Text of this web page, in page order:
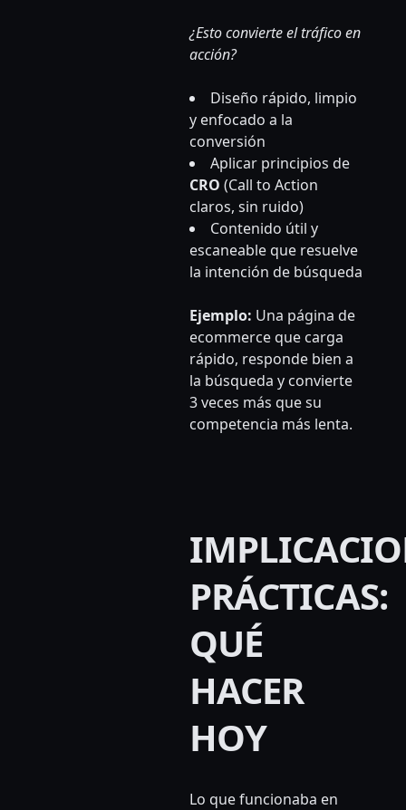
¿Esto convierte el tráfico en
acción?
Diseño rápido, limpio
y enfocado a la
conversión
Aplicar principios de
CRO (Call to Action
claros, sin ruido)
Contenido útil y
escaneable que resuelve
la intención de búsqueda
Ejemplo: Una página de
ecommerce que carga
rápido, responde bien a
la búsqueda y convierte
3 veces más que su
competencia más lenta.
PRÁCTICAS:
QUÉ
HACER
HOY
Lo que funcionaba en